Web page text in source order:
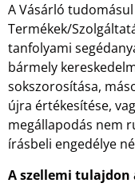
A Vásárló
Termékek/
tanfolyami
bármely
sokszorosítása,
újra értékesítése,
megállapodás nem
írásbeli engedélye
A szellemi